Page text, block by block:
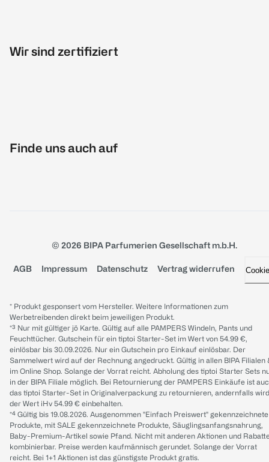
Wir sind zertifiziert
Finde uns auch auf
© 2026 BIPA Parfumerien Gesellschaft m.b.H.
AGB Impressum Datenschutz Vertrag widerrufen
* Produkt gesponsert vom Hersteller. Weitere Informationen zum
Werbetreibenden direkt beim jeweiligen Produkt.
*³ Nur mit gültiger jö Karte. Gültig auf alle PAMPERS Windeln, Pants und
Feuchttücher. Gutschein für ein tiptoi Starter-Set im Wert von 54.99 €,
einlösbar bis 30.09.2026. Nur ein Gutschein pro Einkauf einlösbar. Der
Sammelwert wird auf der Rechnung angedruckt. Gültig in allen BIPA Filialen
im Online Shop. Solange der Vorrat reicht. Abholung des tiptoi Starter Sets
in der BIPA Filiale möglich. Bei Retournierung der PAMPERS Einkäufe ist
das tiptoi Starter-Set in Originalverpackung zu retournieren, andernfalls wird
der Wert iHv 54.99 € einbehalten.
*⁴ Gültig bis 19.08.2026. Ausgenommen "Einfach Preiswert" gekennzeichnete
Produkte, mit SALE gekennzeichnete Produkte, Säuglingsanfangsnahrung,
Baby-Premium-Artikel sowie Pfand. Nicht mit anderen Aktionen und
kombinierbar. Preise werden kaufmännisch gerundet. Solange der Vorrat
reicht. Bei 1+1 Aktionen ist das günstigste Produkt gratis.